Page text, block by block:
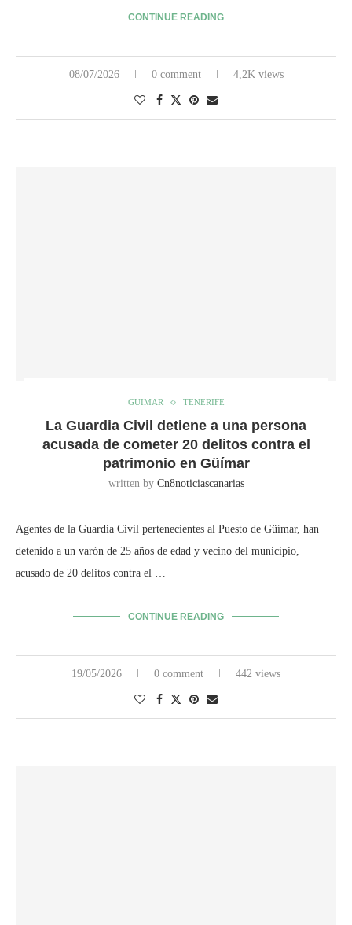
CONTINUE READING
08/07/2026 0 comment 4,2K views
GUIMAR TENERIFE
La Guardia Civil detiene a una persona
acusada de cometer 20 delitos contra el
patrimonio en Güímar
written by Cn8noticiascanarias
Agentes de la Guardia Civil pertenecientes al Puesto de Güímar, han
detenido a un varón de 25 años de edad y vecino del municipio,
acusado de 20 delitos contra el …
CONTINUE READING
19/05/2026 0 comment 442 views